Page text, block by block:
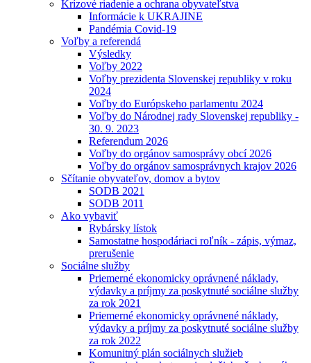
Krízové riadenie a ochrana obyvateľstva
Informácie k UKRAJINE
Pandémia Covid-19
Voľby a referendá
Výsledky
Voľby 2022
Voľby prezidenta Slovenskej republiky v roku
2024
Voľby do Európskeho parlamentu 2024
Voľby do Národnej rady Slovenskej republiky -
30. 9. 2023
Referendum 2026
Voľby do orgánov samosprávy obcí 2026
Voľby do orgánov samosprávnych krajov 2026
Sčítanie obyvateľov, domov a bytov
SODB 2021
SODB 2011
Ako vybaviť
Rybársky lístok
Samostatne hospodáriaci roľník - zápis, výmaz,
prerušenie
Sociálne služby
Priemerné ekonomicky oprávnené náklady,
výdavky a príjmy za poskytnuté sociálne služby
za rok 2021
Priemerné ekonomicky oprávnené náklady,
výdavky a príjmy za poskytnuté sociálne služby
za rok 2022
Komunitný plán sociálnych služieb